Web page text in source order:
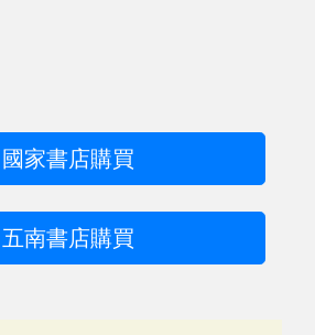
國家書店購買
五南書店購買